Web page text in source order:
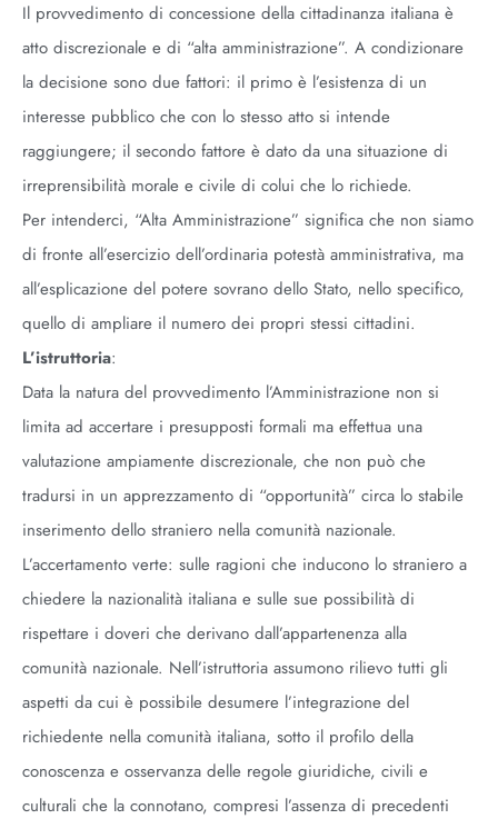
Il provvedimento di concessione della cittadinanza italiana è
atto discrezionale e di “alta amministrazione”. A condizionare
la decisione sono due fattori: il primo è l’esistenza di un
interesse pubblico che con lo stesso atto si intende
raggiungere; il secondo fattore è dato da una situazione di
irreprensibilità morale e civile di colui che lo richiede.
Per intenderci, “Alta Amministrazione” significa che non siamo
di fronte all’esercizio dell’ordinaria potestà amministrativa, ma
all’esplicazione del potere sovrano dello Stato, nello specifico,
quello di ampliare il numero dei propri stessi cittadini.
L’istruttoria:
Data la natura del provvedimento l’Amministrazione non si
limita ad accertare i presupposti formali ma effettua una
valutazione ampiamente discrezionale, che non può che
tradursi in un apprezzamento di “opportunità” circa lo stabile
inserimento dello straniero nella comunità nazionale.
L’accertamento verte: sulle ragioni che inducono lo straniero a
chiedere la nazionalità italiana e sulle sue possibilità di
rispettare i doveri che derivano dall’appartenenza alla
comunità nazionale. Nell’istruttoria assumono rilievo tutti gli
aspetti da cui è possibile desumere l’integrazione del
richiedente nella comunità italiana, sotto il profilo della
conoscenza e osservanza delle regole giuridiche, civili e
culturali che la connotano, compresi l’assenza di precedenti